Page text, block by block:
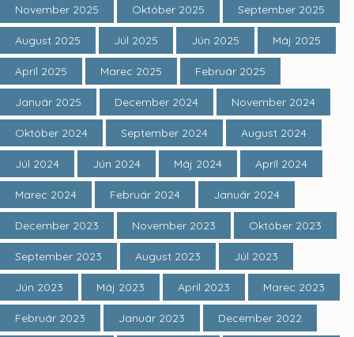
November 2025 Október 2025 September 2025
August 2025 Júl 2025 Jún 2025 Máj 2025
Apríl 2025 Marec 2025 Február 2025
Január 2025 December 2024 November 2024
Október 2024 September 2024 August 2024
Júl 2024 Jún 2024 Máj 2024 Apríl 2024
Marec 2024 Február 2024 Január 2024
December 2023 November 2023 Október 2023
September 2023 August 2023 Júl 2023
Jún 2023 Máj 2023 Apríl 2023 Marec 2023
Február 2023 Január 2023 December 2022